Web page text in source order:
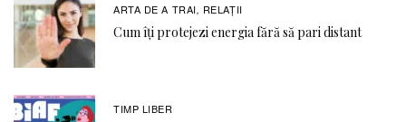
ARTA DE A TRAI, RELAŢII
Cum îți protejezi energia fără să pari distant
TIMP LIBER